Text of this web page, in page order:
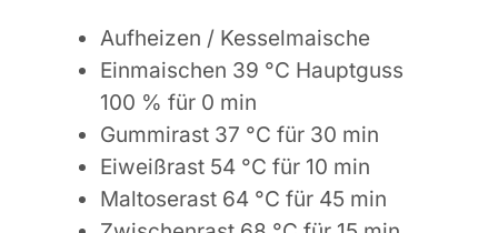
Aufheizen / Kesselmaische
Einmaischen 39 °C Hauptguss
100 % für 0 min
Gummirast 37 °C für 30 min
Eiweißrast 54 °C für 10 min
Maltoserast 64 °C für 45 min